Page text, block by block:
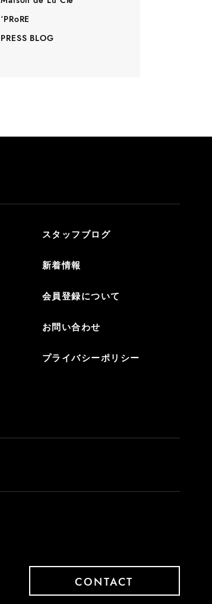
‘PRoRE
PRESS BLOG
スタッフブログ
新着情報
会員登録について
お問い合わせ
プライバシーポリシー
CONTACT